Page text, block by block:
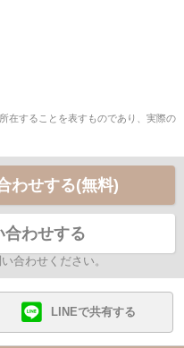
在することを表すものであり、実際の
わせする(無料)
合わせする
合わせください。
LINEで共有する